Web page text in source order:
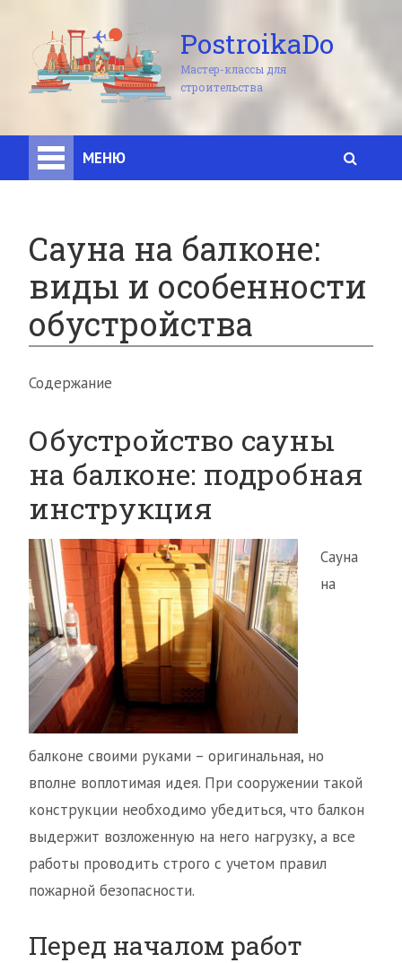
PostroikaDo
Мастер-классы для
строительства
МЕНЮ
Сауна на балконе:
виды и особенности
обустройства
Содержание
Обустройство сауны
на балконе: подробная
инструкция
Сауна
на
балконе своими руками – оригинальная, но
вполне воплотимая идея. При сооружении такой
конструкции необходимо убедиться, что балкон
выдержит возложенную на него нагрузку, а все
работы проводить строго с учетом правил
пожарной безопасности.
Перед началом работ